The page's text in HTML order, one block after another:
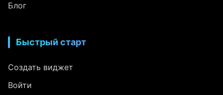
Блог
Быстрый старт
Создать виджет
Войти